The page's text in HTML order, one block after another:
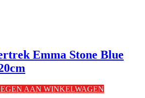
Emma Stone Blue
AAN WINKELWAGEN